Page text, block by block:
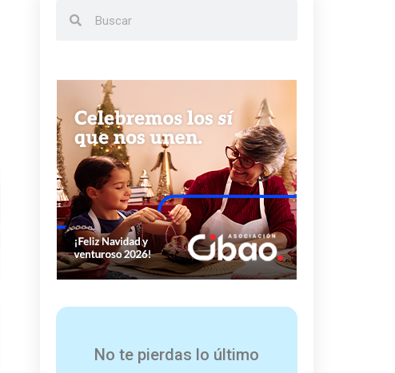
No te pierdas lo último